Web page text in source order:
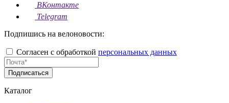
ВКонтакте
Telegram
Подпишись на велоновости:
Согласен с обработкой персональных данных
Подписаться
Каталог